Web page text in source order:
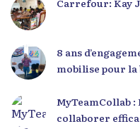
Carrefour: Kay
8 ans
mobilise pour
MyTeamCollab
collaborer